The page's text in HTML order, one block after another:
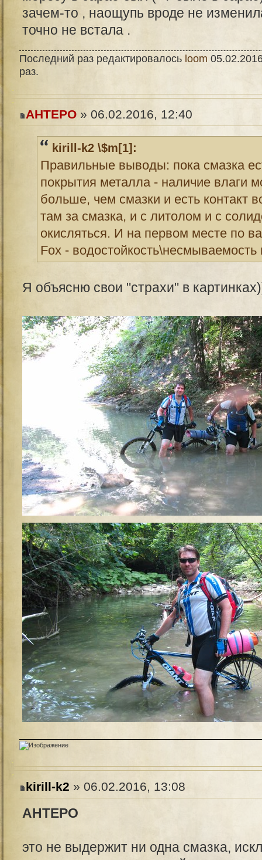
зачем-то , наощупь вроде не
точно не встала .
Последний раз редактировалось loom
раз.
AHTEPO » 06.02.2016, 12:40
kirill-k2 \$m[1]:
Правильные выводы: пока смазка
покрытия металла - наличие влаги
больше, чем смазки и есть контакт
там за смазка, и с литолом и с
окисляться. И на первом месте по
Fox - водостойкость\несмываемость
Я объясню свои "страхи" в
kirill-k2 » 06.02.2016, 13:08
AHTEPO
это не выдержит ни одна смазка,